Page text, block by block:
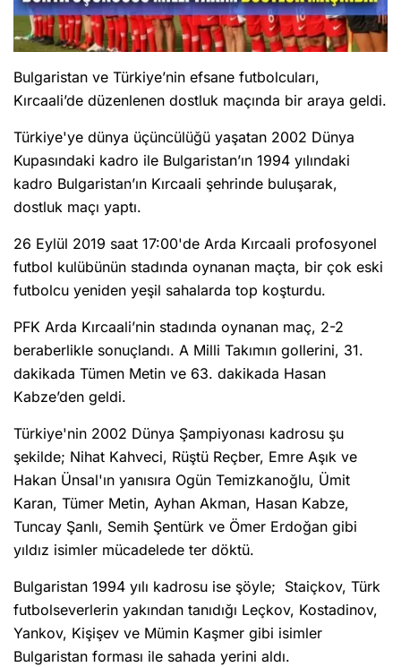
Bulgaristan ve Türkiye’nin efsane futbolcuları,
Kırcaali’de düzenlenen dostluk maçında bir araya geldi.
Türkiye'ye dünya üçüncülüğü yaşatan 2002 Dünya
Kupasındaki kadro ile Bulgaristan’ın 1994 yılındaki
kadro Bulgaristan’ın Kırcaali şehrinde buluşarak,
dostluk maçı yaptı.
26 Eylül 2019 saat 17:00'de Arda Kırcaali profosyonel
futbol kulübünün stadında oynanan maçta, bir çok eski
futbolcu yeniden yeşil sahalarda top koşturdu.
PFK Arda Kırcaali’nin stadında oynanan maç, 2-2
beraberlikle sonuçlandı. A Milli Takımın gollerini, 31.
dakikada Tümen Metin ve 63. dakikada Hasan
Kabze’den geldi.
Türkiye'nin 2002 Dünya Şampiyonası kadrosu şu
şekilde; Nihat Kahveci, Rüştü Reçber, Emre Aşık ve
Hakan Ünsal'ın yanısıra Ogün Temizkanoğlu, Ümit
Karan, Tümer Metin, Ayhan Akman, Hasan Kabze,
Tuncay Şanlı, Semih Şentürk ve Ömer Erdoğan gibi
yıldız isimler mücadelede ter döktü.
Bulgaristan 1994 yılı kadrosu ise şöyle; Staiçkov, Türk
futbolseverlerin yakından tanıdığı Leçkov, Kostadinov,
Yankov, Kişişev ve Mümin Kaşmer gibi isimler
Bulgaristan forması ile sahada yerini aldı.